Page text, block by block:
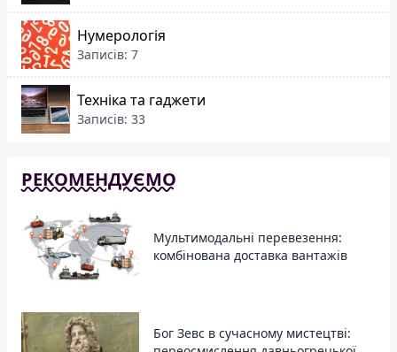
Нумерологія
Записів: 7
Техніка та гаджети
Записів: 33
РЕКОМЕНДУЄМО
Мультимодальні перевезення:
комбінована доставка вантажів
Бог Зевс в сучасному мистецтві: